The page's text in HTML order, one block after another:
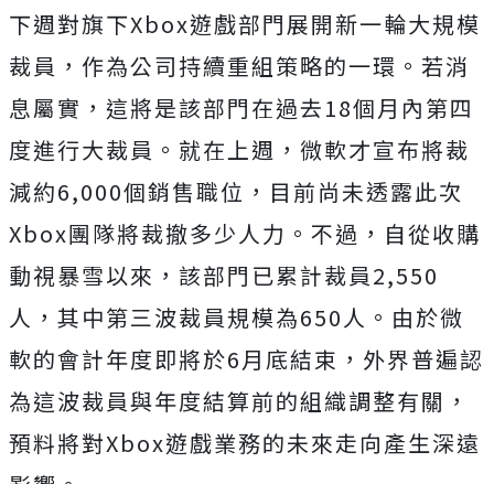
下週對旗下Xbox遊戲部門展開新一輪大規模
裁員，作為公司持續重組策略的一環。若消
息屬實，這將是該部門在過去18個月內第四
度進行大裁員。 就在上週，微軟才宣布將裁
減約6,000個銷售職位，目前尚未透露此次
Xbox團隊將裁撤多少人力。不過，自從收購
動視暴雪以來，該部門已累計裁員2,550
人，其中第三波裁員規模為650人。 由於微
軟的會計年度即將於6月底結束，外界普遍認
為這波裁員與年度結算前的組織調整有關，
預料將對Xbox遊戲業務的未來走向產生深遠